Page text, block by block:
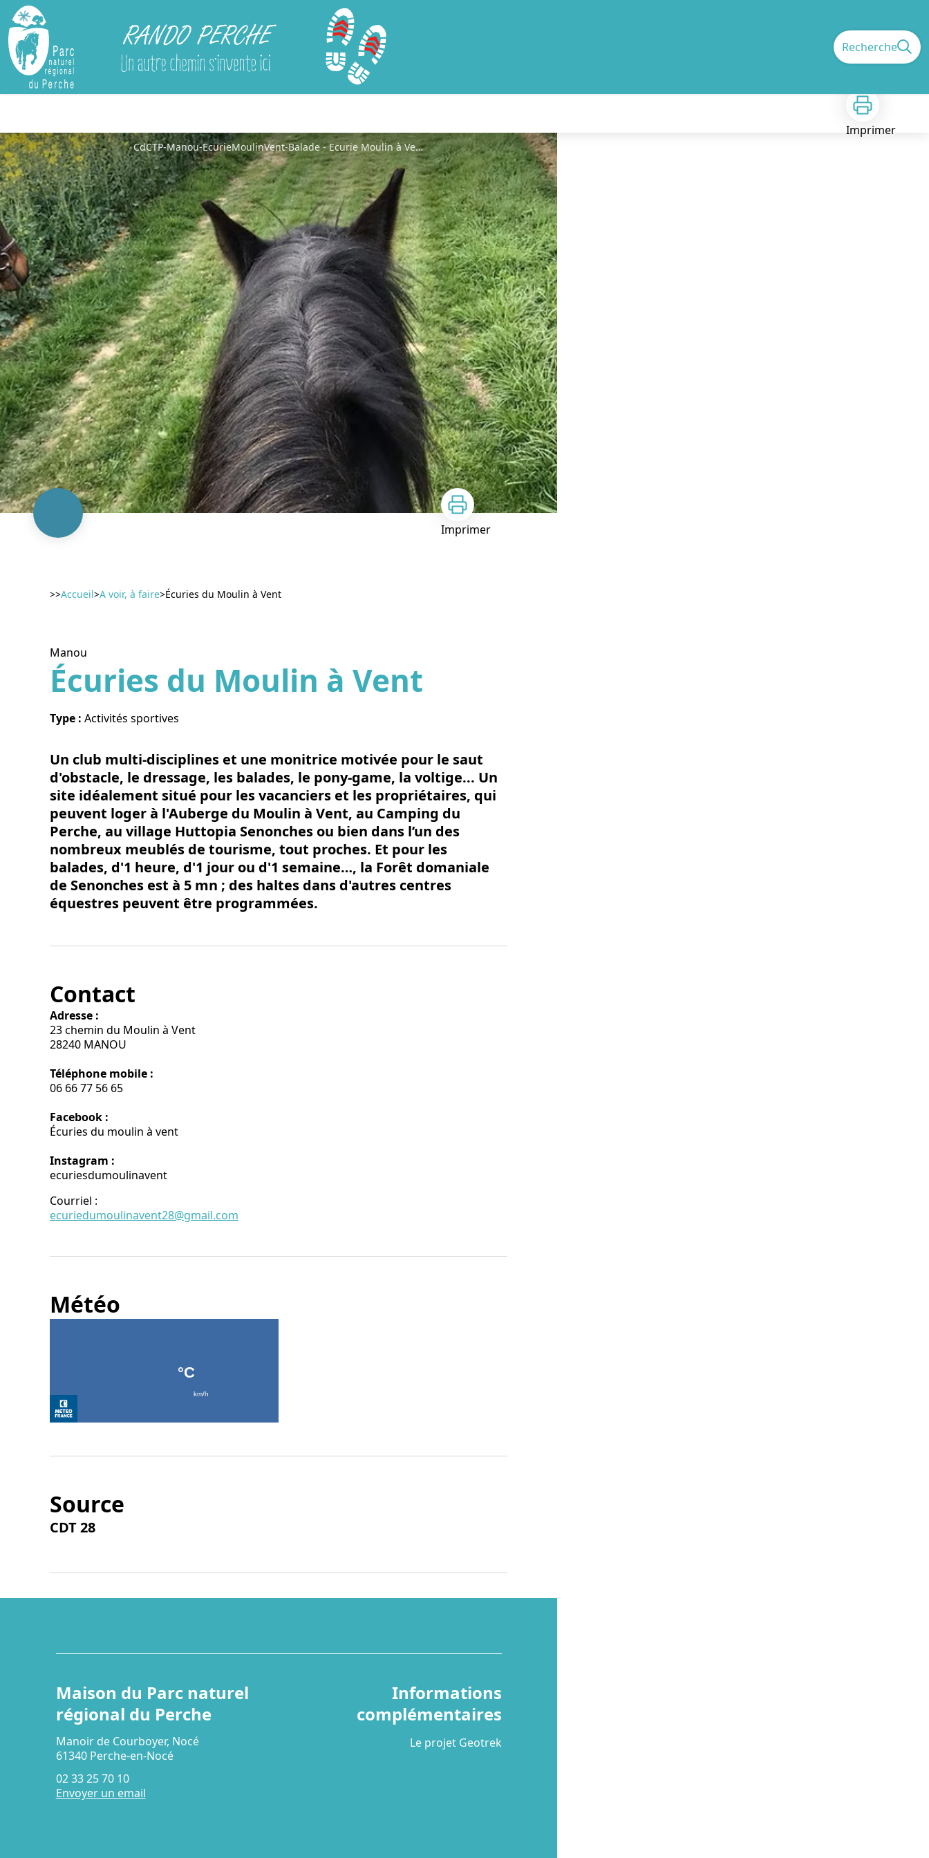
Rando Perche Recherche
Imprimer
CdCTP-Manou-EcurieMoulinVent-Balade - Ecurie Moulin à Vent
Imprimer
>>Accueil>A voir, à faire>Écuries du Moulin à Vent
Manou
Écuries du Moulin à Vent
Type : Activités sportives
Un club multi-disciplines et une monitrice motivée pour le saut
d'obstacle, le dressage, les balades, le pony-game, la voltige... Un
site idéalement situé pour les vacanciers et les propriétaires, qui
peuvent loger à l'Auberge du Moulin à Vent, au Camping du
Perche, au village Huttopia Senonches ou bien dans l’un des
nombreux meublés de tourisme, tout proches. Et pour les
balades, d'1 heure, d'1 jour ou d'1 semaine…, la Forêt domaniale
de Senonches est à 5 mn ; des haltes dans d'autres centres
équestres peuvent être programmées.
Contact
Adresse :
23 chemin du Moulin à Vent
28240 MANOU
Téléphone mobile :
06 66 77 56 65
Facebook :
Écuries du moulin à vent
Instagram :
ecuriesdumoulinavent
Courriel :
ecuriedumoulinavent28@gmail.com
Météo
Source
CDT 28
Maison du Parc naturel
régional du Perche
Manoir de Courboyer, Nocé
61340 Perche-en-Nocé
02 33 25 70 10
Envoyer un email
Informations
complémentaires
Le projet Geotrek